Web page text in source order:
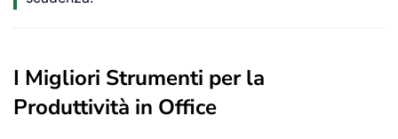
I Migliori Strumenti per la
Produttività in Office